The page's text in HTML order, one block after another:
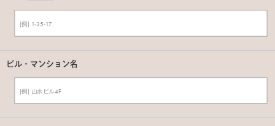
ビル・マンション名